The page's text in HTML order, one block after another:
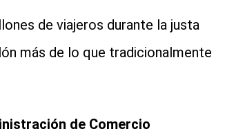
de viajeros durante la justa
más de lo que tradicionalmente
de Comercio